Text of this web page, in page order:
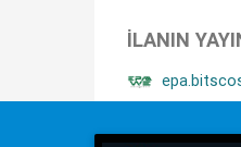
İLANIN